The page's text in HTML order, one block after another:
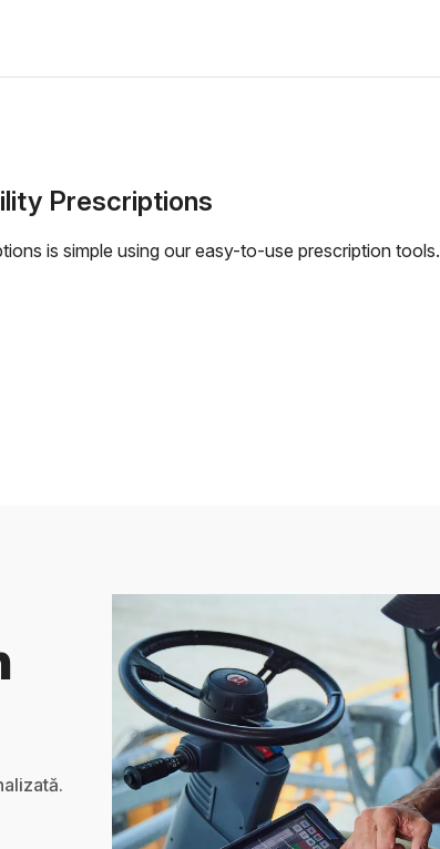
Prescriptions
is simple using our easy-to-use prescription tools.